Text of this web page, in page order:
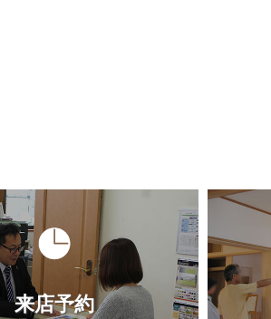
来店予約